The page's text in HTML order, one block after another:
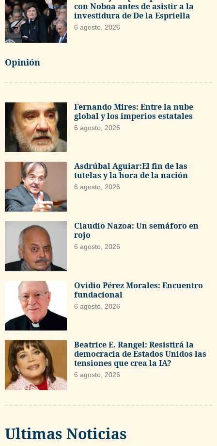
con Noboa antes de asistir a la
investidura de De la Espriella
6 agosto, 2026
Opinión
Fernando Mires: Entre la nube
global y los imperios estatales
6 agosto, 2026
Asdrúbal Aguiar:El fin de las
tutelas y la hora de la nación
6 agosto, 2026
Claudio Nazoa: Un semáforo en
rojo
6 agosto, 2026
Ovidio Pérez Morales: Encuentro
fundacional
6 agosto, 2026
Beatrice E. Rangel: Resistirá la
democracia de Estados Unidos las
tensiones que crea la IA?
6 agosto, 2026
Ultimas Noticias